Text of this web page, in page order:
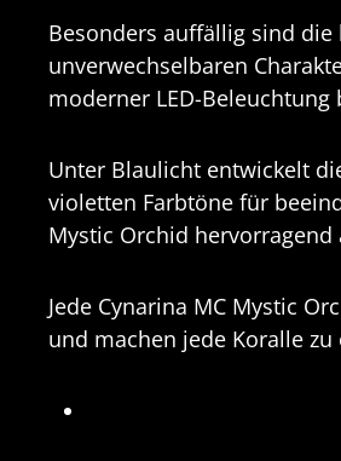
Besonders auffällig sind
unverwechselbaren
moderner LED-
Unter Blaulicht entwickelt
violetten Farbtöne für
Mystic Orchid
Jede Cynarina MC Mystic
und machen jede Koralle